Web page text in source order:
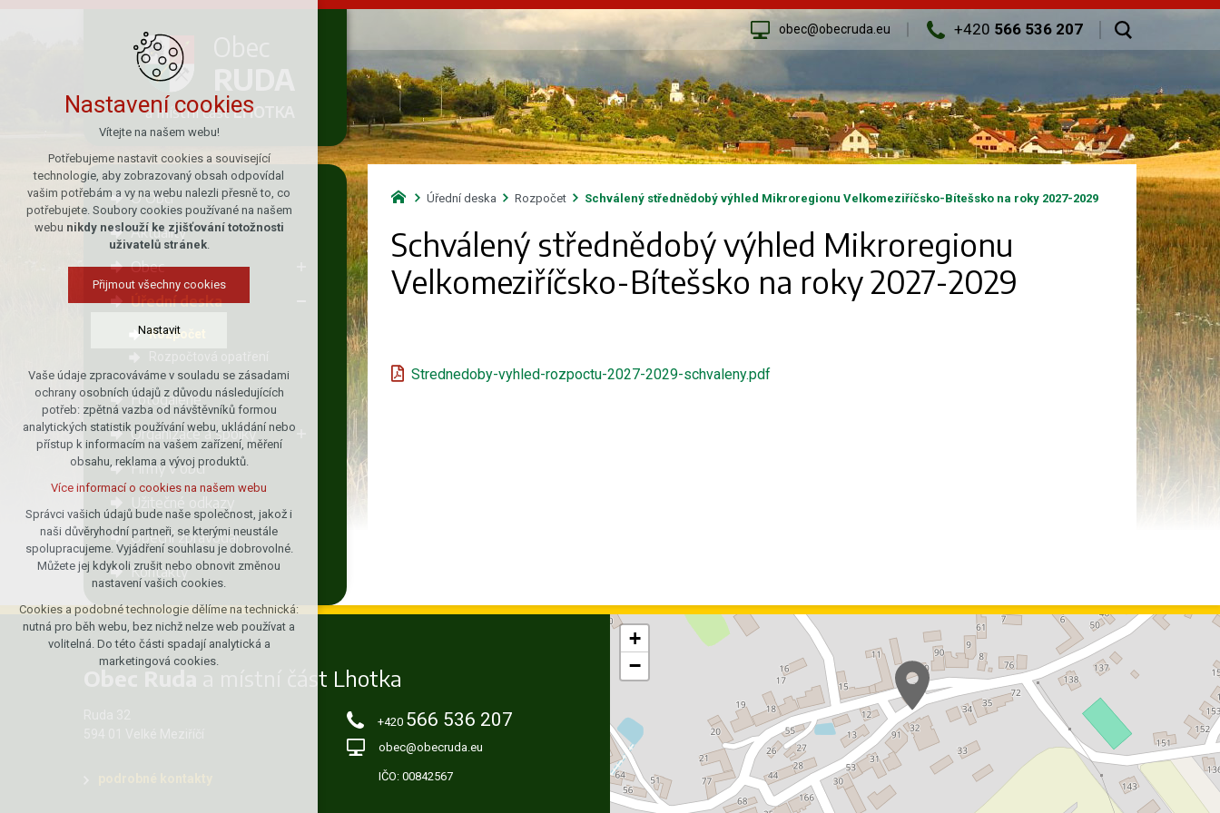
a místní částLHOTKA
+420 566 536 207
obec@obecruda.eu
Úřední deska Rozpočet Schválený střednědobý výhled Mikroregionu Velkomeziříčsko-Bítešsko na roky 2027-2029
Schválený střednědobý výhled Mikroregionu
Velkomeziříčsko-Bítešsko na roky 2027-2029
Strednedoby-vyhled-rozpoctu-2027-2029-schvaleny.pdf
O Obci
Aktuality
Obec
Úřední deska
Rozpočet
Fotogalerie
Organizace a spolky
Firmy v obci
Obecní zpravodaj
Kontakty
a místní část Lhotka
+420 566 536 207
obec@obecruda.eu
IČO: 00842567
+
−
Nastavení cookies
Vítejte na našem webu!
Potřebujeme nastavit cookies a související
technologie, aby zobrazovaný obsah odpovídal
vašim potřebám a vy na webu nalezli přesně to, co
potřebujete. Soubory cookies používané na našem
webu nikdy neslouží ke zjišťování totožnosti
uživatelů stránek.
Přijmout všechny cookies
Nastavit
Technická cookies
nutná pro provozování webu
udržení kontextu stránek (session):
případná přihlášení, volby jazyka, apod.
Volitelná cookies
analytická pro anonymizované
vyhodnocení návštěvnosti
marketingová cookies (Google)
Více informací o cookies na našem webu
Přijmout všechny cookies
Odmítnout vše
Vaše údaje zpracováváme v souladu se zásadami
ochrany osobních údajů z důvodu následujících
potřeb: zpětná vazba od návštěvníků formou
analytických statistik používání webu, ukládání nebo
přístup k informacím na vašem zařízení, měření
obsahu, reklama a vývoj produktů.
Více informací o cookies na našem webu
Správci vašich údajů bude naše společnost, jakož i
naši důvěryhodní partneři, se kterými neustále
spolupracujeme. Vyjádření souhlasu je dobrovolné.
Můžete jej kdykoli zrušit nebo obnovit změnou
nastavení vašich cookies.
Cookies a podobné technologie dělíme na technická:
nutná pro běh webu, bez nichž nelze web používat a
volitelná. Do této části spadají analytická a
marketingová cookies.